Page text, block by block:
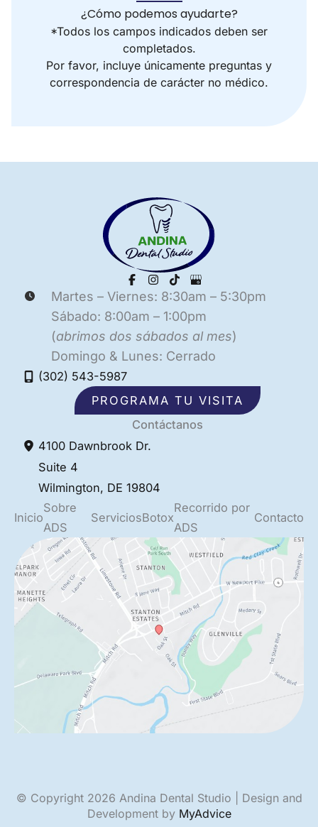
¿Cómo podemos ayudarte?
*Todos los campos indicados deben ser
completados.
Por favor, incluye únicamente preguntas y
correspondencia de carácter no médico.
Martes – Viernes: 8:30am – 5:30pm
Sábado: 8:00am – 1:00pm
(abrimos dos sábados al mes)
Domingo & Lunes: Cerrado
(302) 543-5987
PROGRAMA TU VISITA
Contáctanos
4100 Dawnbrook Dr.
Suite 4
Wilmington, DE19804
Inicio
Sobre
ADS
ServiciosBotox
Recorrido por
ADS
Contacto
© Copyright 2026 Andina Dental Studio | Design and
Development by MyAdvice